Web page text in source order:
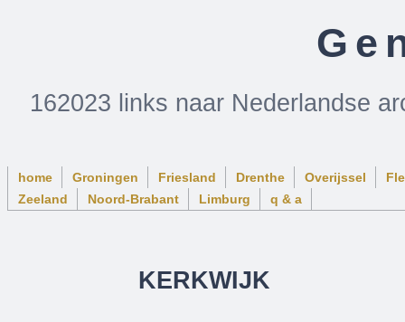
162023 links naar Nederlandse
home Groningen Friesland Drenthe Overijssel
Zeeland
Noord-Brabant Limburg q & a
KERKWIJK